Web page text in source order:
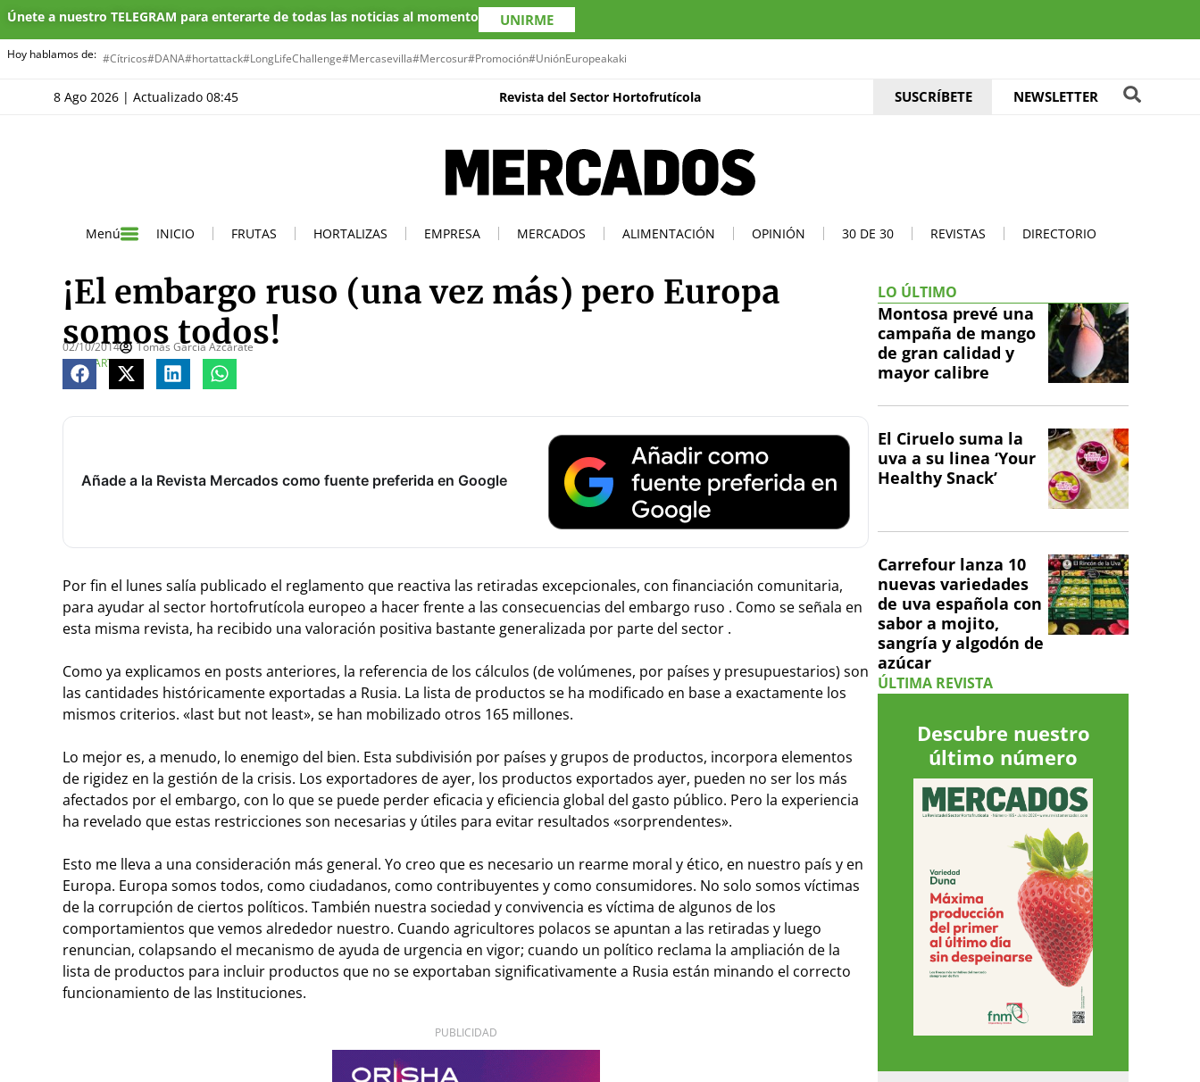
Únete a nuestro TELEGRAM para enterarte de todas las noticias al momento UNIRME
Hoy hablamos de: #Cítricos#DANA#hortattack#LongLifeChallenge#Mercasevilla#Mercosur#Promoción#UniónEuropeakaki
8 Ago 2026 | Actualizado 08:45 Revista del Sector Hortofrutícola SUSCRÍBETE NEWSLETTER
Menú INICIO FRUTAS HORTALIZAS EMPRESA MERCADOS ALIMENTACIÓN OPINIÓN 30 DE 30 REVISTAS DIRECTORIO
¡El embargo ruso (una vez más) pero Europa
somos todos!
02/10/2014
Tomás García Azcárate
COMPARTE
Añade a la Revista Mercados como fuente preferida en Google
Por fin el lunes salía publicado el reglamento que reactiva las retiradas excepcionales, con financiación comunitaria,
para ayudar al sector hortofrutícola europeo a hacer frente a las consecuencias del embargo ruso . Como se señala en
esta misma revista, ha recibido una valoración positiva bastante generalizada por parte del sector .
Como ya explicamos en posts anteriores, la referencia de los cálculos (de volúmenes, por países y presupuestarios) son
las cantidades históricamente exportadas a Rusia. La lista de productos se ha modificado en base a exactamente los
mismos criterios. «last but not least», se han mobilizado otros 165 millones.
Lo mejor es, a menudo, lo enemigo del bien. Esta subdivisión por países y grupos de productos, incorpora elementos
de rigidez en la gestión de la crisis. Los exportadores de ayer, los productos exportados ayer, pueden no ser los más
afectados por el embargo, con lo que se puede perder eficacia y eficiencia global del gasto público. Pero la experiencia
ha revelado que estas restricciones son necesarias y útiles para evitar resultados «sorprendentes».
Esto me lleva a una consideración más general. Yo creo que es necesario un rearme moral y ético, en nuestro país y en
Europa. Europa somos todos, como ciudadanos, como contribuyentes y como consumidores. No solo somos víctimas
de la corrupción de ciertos políticos. También nuestra sociedad y convivencia es víctima de algunos de los
comportamientos que vemos alrededor nuestro. Cuando agricultores polacos se apuntan a las retiradas y luego
renuncian, colapsando el mecanismo de ayuda de urgencia en vigor; cuando un político reclama la ampliación de la
lista de productos para incluir productos que no se exportaban significativamente a Rusia están minando el correcto
funcionamiento de las Instituciones.
PUBLICIDAD
LO ÚLTIMO
Montosa prevé una
campaña de mango
de gran calidad y
mayor calibre
El Ciruelo suma la
uva a su linea ‘Your
Healthy Snack’
Carrefour lanza 10
nuevas variedades
de uva española con
sabor a mojito,
sangría y algodón de
azúcar
ÚLTIMA REVISTA
Descubre nuestro
último número